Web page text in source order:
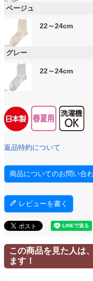
ベージュ
22～24cm
グレー
22～24cm
返品特約について
商品についてのお問い合
レビューを書く
この商品を見た人は
ます！